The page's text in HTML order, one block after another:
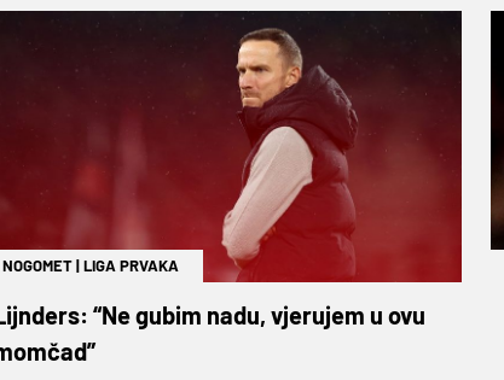
NOGOMET|LIGA PRVAKA
“Ne gubim nadu, vjerujem u ovu